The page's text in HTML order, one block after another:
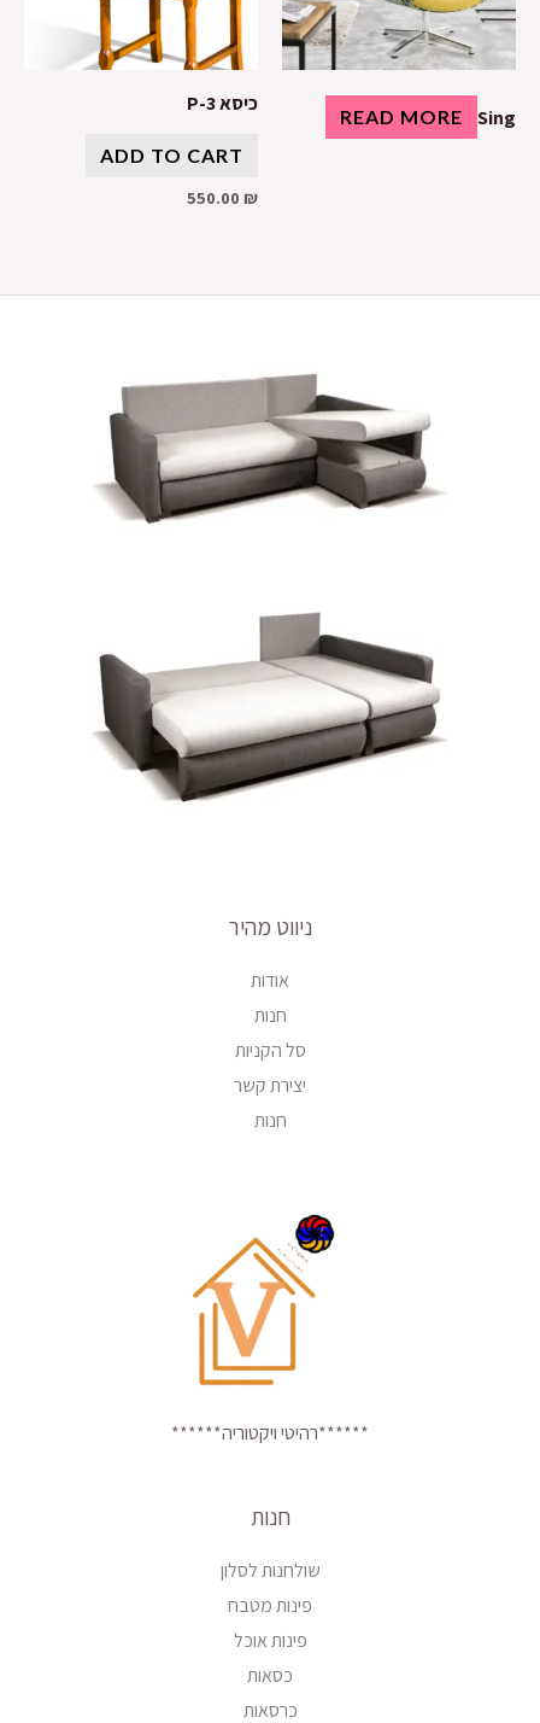
Sing
READ MORE
כיסא P-3
ADD TO CART
550.00 ₪
ניווט מהיר
אודות
חנות
סל הקניות
יצירת קשר
חנות
******רהיטי ויקטוריה******
חנות
שולחנות לסלון
פינות מטבח
פינות אוכל
כסאות
כרסאות